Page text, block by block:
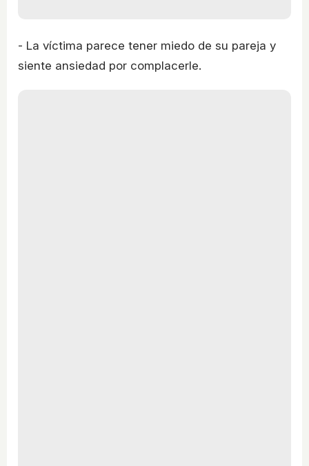
- La víctima parece tener miedo de su pareja y
siente ansiedad por complacerle.